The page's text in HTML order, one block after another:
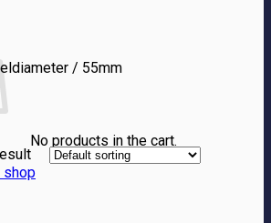
No products in the cart.
shop
/ 55mm